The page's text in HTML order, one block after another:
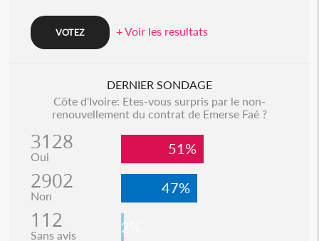
+ Voir les resultats
DERNIER SONDAGE
Côte d'Ivoire: Etes-vous surpris par le non-
renouvellement du contrat de Emerse Faé ?
3128
Oui 51%
2902
Non 47%
112
Sans avis 2%